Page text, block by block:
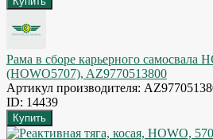
Рама в сборе карьерного самосвала
(HOWO5707), AZ9770513800
Артикул производителя:
ID: 14439